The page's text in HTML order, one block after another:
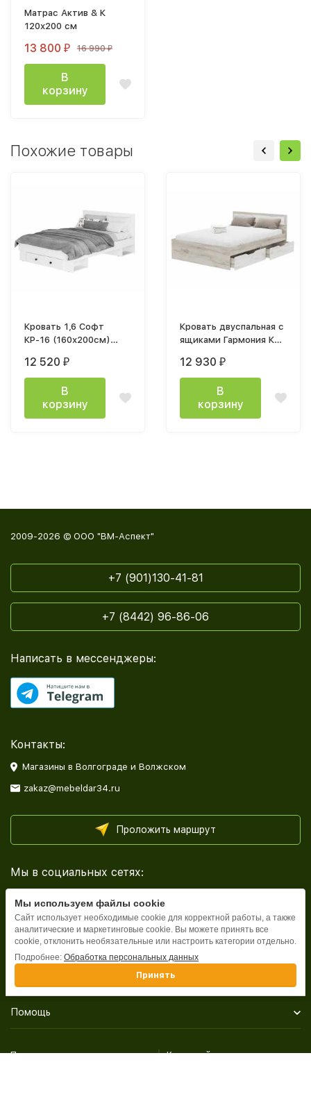
Матрас Актив & К
120х200 см
13 800 ₽ 16 990₽
В
корзину
Похожие товары
Кровать 1,6 Софт
КР-16 (160х200см)
F26
12 520 ₽
В
корзину
Кровать двуспальная с
ящиками Гармония КР
крафт белый / дуб
крафт серый 1
12 930 ₽
В
корзину
2009-2026 © ООО "ВМ-Аспект"
+7 (901)130-41-81
+7 (8442) 96-86-06
Написать в мессенджеры:
Контакты:
Магазины в Волгограде и Волжском
zakaz@mebeldar34.ru
Проложить маршрут
Мы в социальных сетях:
Каталог
Помощь
Политика персональных данных Карта сайта
Мы используем файлы cookie
Сайт использует необходимые cookie для корректной работы, а также
аналитические и маркетинговые cookie. Вы можете принять все
cookie, отклонить необязательные или настроить категории отдельно.
Подробнее: Обработка персональных данных
Принять